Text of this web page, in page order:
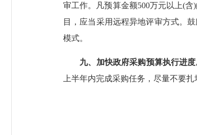
审工作。凡预算金额500万元以上(
目，应当采用远程异地评审方式。
模式。
九、加快政府采购预算执行进度
上半年内完成采购任务，尽量不要